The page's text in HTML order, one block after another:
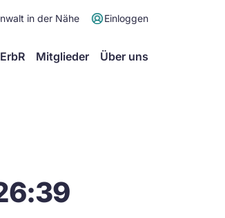
in der Nähe Einloggen
Mitglieder Über uns